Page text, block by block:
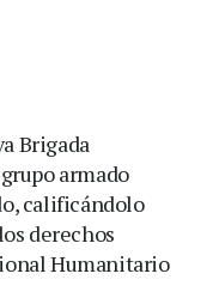
Brigada
armado
calificándolo
derechos
Humanitario